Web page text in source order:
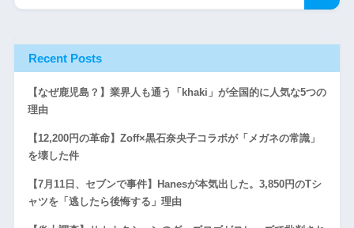
Recent Posts
【なぜ鹿児島？】業界人も通う「khaki」が全国的に人気な5つの
理由
【12,200円の革命】Zoff×黒石奈央子コラボが「メガネの常識」
を壊した件
【7月11日、セブンで事件】Hanesが本気出した。3,850円のTシ
ャツを「逃したら後悔する」理由